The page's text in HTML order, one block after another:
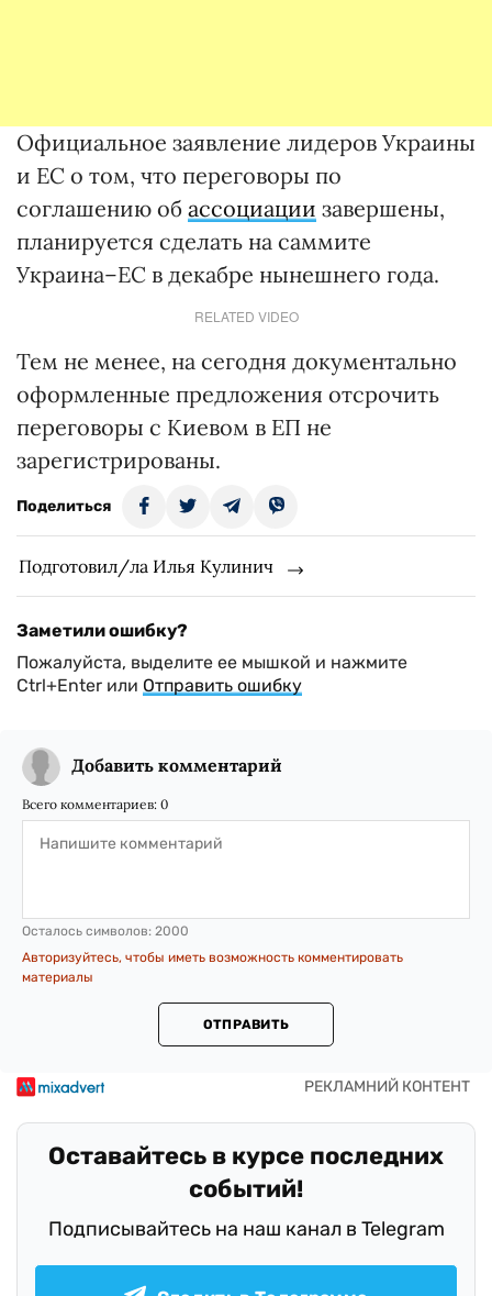
Официальное заявление лидеров Украины
и ЕС о том, что переговоры по
соглашению об ассоциации завершены,
планируется сделать на саммите
Украина–ЕС в декабре нынешнего года.
RELATED VIDEO
Тем не менее, на сегодня документально
оформленные предложения отсрочить
переговоры с Киевом в ЕП не
зарегистрированы.
Поделиться
Подготовил/ла Илья Кулинич
Заметили ошибку?
Пожалуйста, выделите ее мышкой и нажмите
Ctrl+Enter или Отправить ошибку
Добавить комментарий
Всего комментариев: 0
Осталось символов: 2000
Авторизуйтесь, чтобы иметь возможность комментировать
материалы
ОТПРАВИТЬ
Оставайтесь в курсе последних
событий!
Подписывайтесь на наш канал в Telegram